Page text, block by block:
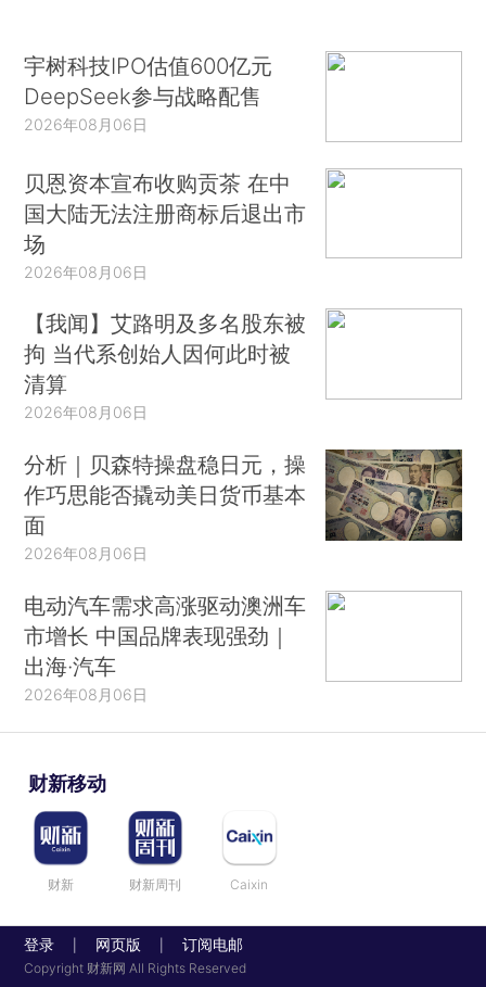
宇树科技IPO估值600亿元
DeepSeek参与战略配售
2026年08月06日
贝恩资本宣布收购贡茶 在中
国大陆无法注册商标后退出市
场
2026年08月06日
【我闻】艾路明及多名股东被
拘 当代系创始人因何此时被
清算
2026年08月06日
分析｜贝森特操盘稳日元，操
作巧思能否撬动美日货币基本
面
2026年08月06日
电动汽车需求高涨驱动澳洲车
市增长 中国品牌表现强劲｜
出海·汽车
2026年08月06日
财新移动
财新 财新周刊 Caixin
登录 网页版 订阅电邮
Copyright 财新网 All Rights Reserved